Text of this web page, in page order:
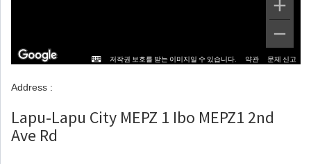
저작권 보호를 받는 이미지일 수 있습니다. 약관 문제 신고
Address :
Lapu-Lapu City MEPZ 1 Ibo MEPZ1 2nd
Ave Rd